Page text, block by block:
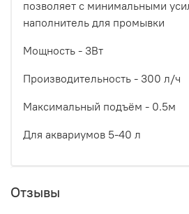
позволяет с минимальными
наполнитель для промывки
Мощность - 3Вт
Производительность - 300 л/ч
Максимальный подъём - 0.5м
Для аквариумов 5-40 л
Отзывы